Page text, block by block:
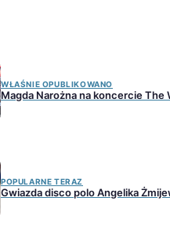
WŁAŚNIE OPUBLIKOWANO
Magda Narożna na koncercie The
POPULARNE TERAZ
Gwiazda disco polo Angelika